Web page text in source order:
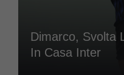
Dimarco, Svolta
In Casa Inter